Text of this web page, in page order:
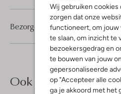
Wij gebruiken cookies
zorgen dat onze
functioneert, om jouw
te slaan, om inzicht te
bezoekersgedrag en
te bouwen van jouw
gepersonaliseerde
op "Accepteer alle
ga je akkoord met het
Bezorgen & retourneren
Ook iets voor jou?